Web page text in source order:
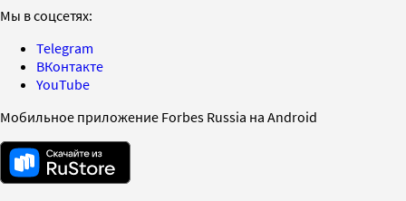
Мы в соцсетях:
Telegram
ВКонтакте
YouTube
Мобильное приложение Forbes Russia на Android